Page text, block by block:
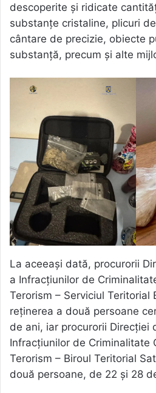
descoperite și ridicate
substanțe cristaline, plicuri
cântare de precizie, obiecte
substanță, precum și alte
La aceeași dată, procurorii
a Infracțiunilor de
Terorism – Serviciul Teritorial
reținerea a două persoane
de ani, iar procurorii Direcției
Infracțiunilor de Criminalitate
Terorism – Biroul Teritorial
două persoane, de 22 și 28